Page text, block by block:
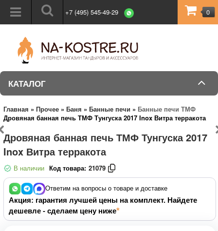
+7 (495) 545-49-29 0
КАТАЛОГ
Главная » Прочее » Баня » Банные печи » Банные печи ТМФ
Дровяная банная печь ТМФ Тунгуска 2017 Inox Витра терракота
Дровяная банная печь ТМФ Тунгуска 2017
Inox Витра терракота
В наличии Код товара: 21079
Ответим на вопросы о товаре и доставке
Акция: гарантия лучшей цены на комплект. Найдете
дешевле - сделаем цену ниже